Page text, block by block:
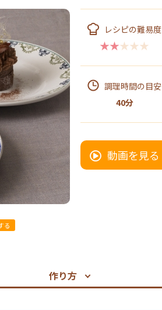
る
レシピの難易度
★★★★★
調理時間の目安
40分
動画を見る
作り方